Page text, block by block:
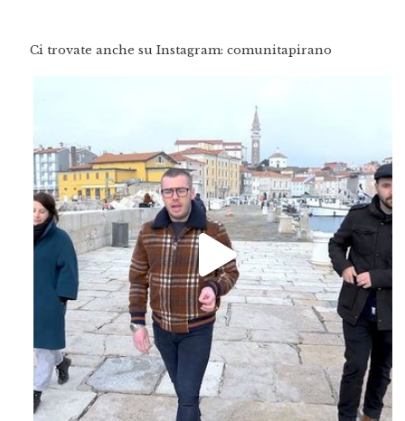
Ci trovate anche su Instagram: comunitapirano
Feb 16